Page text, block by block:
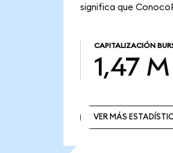
significa que
CAPITALIZACIÓN
1,47
VER MÁS